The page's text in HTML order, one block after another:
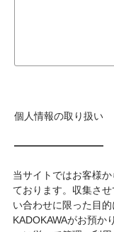
個人情報の取り扱い
当サイトではお客様
ております。収集さ
い合わせに限った目
KADOKAWAがお預か